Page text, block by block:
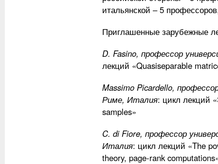
итальянской – 5
Приглашенные зарубежные
D. Fasino, профессор
лекций «Quasiseparable
Massimo Picardello,
Риме, Италия: цикл лекций
samples»
C. di Fiore, профессор
Италия: цикл лекций «The
theory, page-rank